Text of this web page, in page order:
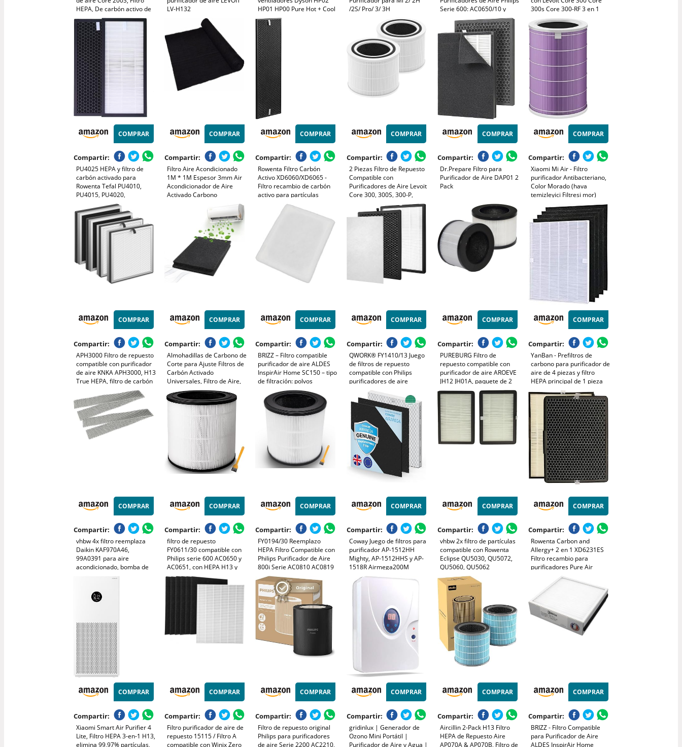
HEPA, De carbón activo de
alta eficiencia y prefiltro,
Contra alergias, Humo,
Polvo, Polen, Color Blanco
LV-H132
HP01 HP00 Pure Hot + Cool
Link y purificador de aire de
escritorio Dyson Pure Cool
HP03 DP03 DP01
/2S/ Pro/ 3/ 3H
Serie 600: AC0650/10 y
AC0651/10, Número de
Pieza FY0611/30, Paquete
de 2 Filtros H13 True HEPA
+ 2 Cepillos de Limpieza
300s Core 300-RF 3 en 1
H13 HEPA carbón activado,
limpia hasta un 99,98% de
polvo, polen, alérgenos
COMPRAR
Compartir:
PU4025 HEPA y filtro de
carbón activado para
Rowenta Tefal PU4010,
PU4015, PU4020,
PU4020F1, PU4025 Filtro de
aire de repuesto para
purificador de aire,
XD6070F, XD6074F0,
XD6060, filtro de XD6060F0
COMPRAR
Compartir:
Filtro Aire Acondicionado
1M * 1M Espesor 3mm Air
Acondicionador de Aire
Activado Carbono
COMPRAR
Compartir:
Rowenta Filtro Carbón
Activo XD6060/XD6065 -
Filtro recambio de carbón
activo para partículas
grandes, reduce el olor -
Purificador de aire
COMPRAR
Compartir:
2 Piezas Filtro de Repuesto
Compatible con
Purificadores de Aire Levoit
Core 300, 300S, 300-P,
P350, 3 en 1 con Filtro HEPA
H13, Filtro de Carbón
Activado y Prefiltro,
Repuesto Core 300-RF
COMPRAR
Compartir:
Dr.Prepare Filtro para
Purificador de Aire DAP01 2
Pack
COMPRAR
Compartir:
Xiaomi Mi Air - Filtro
purificador Antibacteriano,
Color Morado (hava
temizleyici Filtresi mor)
COMPRAR
Compartir:
APH3000 Filtro de repuesto
compatible con purificador
de aire KNKA APH3000, H13
True HEPA, filtro de carbón
activado, paquete de 4
COMPRAR
Compartir:
Almohadillas de Carbono de
Corte para Ajuste Filtros de
Carbón Activado
Universales, Filtro de Aire,
Filtros de Repuesto para
Purificadores de Aire
Acondicionado
(1.22m*0.2m*3mm(2PCS))
COMPRAR
Compartir:
BRIZZ – Filtro compatible
purificador de aire ALDES
InspirAir Home SC150 – tipo
de filtración: polvos
COMPRAR
Compartir:
QWORK® FY1410/13 Juego
de filtros de repuesto
compatible con Philips
purificadores de aire
AC1212 AC1213 AC1214
AC1215 AC1217 AC1219
AC2729 (Incluye 1 filtro
HEPA y 1 filtro de carbón
activado)
COMPRAR
Compartir:
PUREBURG Filtro de
repuesto compatible con
purificador de aire AROEVE
JH12 JH01A, paquete de 2
unidades H13 True HEPA
carbón activado de 3 etapas
de filtración de aire,
purificación de polvo, VOCs
COMPRAR
Compartir:
YanBan - Prefiltros de
carbono para purificador de
aire de 4 piezas y filtro
HEPA principal de 1 pieza
para Winix 115115 5300
5500
COMPRAR
Compartir:
vhbw 4x filtro reemplaza
Daikin KAF970A46,
99A0391 para aire
acondicionado, bomba de
calor - Fotocatalítico, 25,5 x
COMPRAR
Compartir:
filtro de repuesto
FY0611/30 compatible con
Philips serie 600 AC0650 y
AC0651, con HEPA H13 y
carbón activado que elimina
polvo, alérgenos y olores
COMPRAR
Compartir:
FY0194/30 Reemplazo
HEPA Filtro Compatible con
Philips Purificador de Aire
800i Serie AC0810 AC0819
AC0820 AC0830 y AC0850,
número de pieza FY0194/30
COMPRAR
Compartir:
Coway Juego de filtros para
purificador AP-1512HH
Mighty, AP-1512HHS y AP-
1518R Airmega200M
COMPRAR
Compartir:
vhbw 2x filtro de partículas
compatible con Rowenta
Eclipse QU5030, QU5072,
QU5060, QU5062
purificador, ventilador
COMPRAR
Compartir:
Rowenta Carbon and
Allergy+ 2 en 1 XD6231ES
Filtro recambio para
purificadores Pure Air
PU3030 y PU3040
COMPRAR
Compartir:
Xiaomi Smart Air Purifier 4
Lite, Filtro HEPA 3-en-1 H13,
elimina 99,97% partículas,
COMPRAR
Compartir:
Filtro purificador de aire de
repuesto 15115 / Filtro A
compatible con Winix Zero
COMPRAR
Compartir:
Filtro de repuesto original
Philips para purificadores
de aire Serie 2200 AC2210,
COMPRAR
Compartir:
gridinlux | Generador de
Ozono Mini Portátil |
Purificador de Aire y Agua |
COMPRAR
Compartir:
Aircillin 2-Pack H13 Filtro
HEPA de Repuesto Aire
AP070A & AP070B, Filtro de
COMPRAR
Compartir:
BRIZZ - Filtro Compatible
para Purificador de Aire
ALDES InspirAir Home